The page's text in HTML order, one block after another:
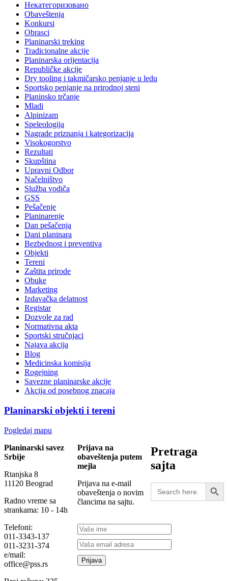
Некатегоризовано
Obaveštenja
Konkursi
Obrasci
Planinarski treking
Tradicionalne akcije
Planinarska orijentacija
Republičke akcije
Dry tooling i takmičarsko penjanje u ledu
Sportsko penjanje na prirodnoj steni
Planinsko trčanje
Mladi
Alpinizam
Speleologija
Nagrade priznanja i kategorizacija
Visokogorstvo
Rezultati
Skupština
Upravni Odbor
Načelništvo
Služba vodiča
GSS
Pešačenje
Planinarenje
Dan pešačenja
Dani planinara
Bezbednost i preventiva
Objekti
Tereni
Zaštita prirode
Obuke
Marketing
Izdavačka delatnost
Registar
Dozvole za rad
Normativna akta
Sportski stručnjaci
Najava akcija
Blog
Medicinska komisija
Rogejning
Savezne planinarske akcije
Akcija od posebnog znacaja
Planinarski objekti i tereni
Pogledaj mapu
Planinarski savez
Srbije
Rtanjska 8
11120 Beograd
Radno vreme sa
strankama: 10 - 14h
Telefoni:
011-3343-137
011-3231-374
e/mail:
office@pss.rs
Prijava na
obaveštenja putem
mejla
Prijava na e-mail
obaveštenja o novim
člancima na sajtu.
Pretraga
sajta
Search
for:
Search Button